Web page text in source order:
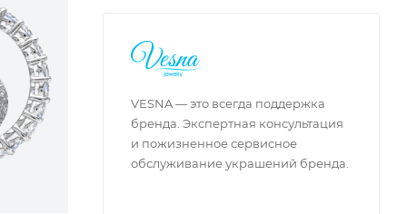
VESNA — это всегда поддержка
бренда. Экспертная консультация
и пожизненное сервисное
обслуживание украшений бренда.